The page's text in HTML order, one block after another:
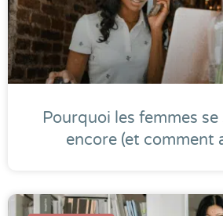
Pourquoi les femmes
encore (et comment